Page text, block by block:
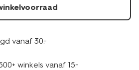
vanaf 30.-
winkels vanaf 15.-